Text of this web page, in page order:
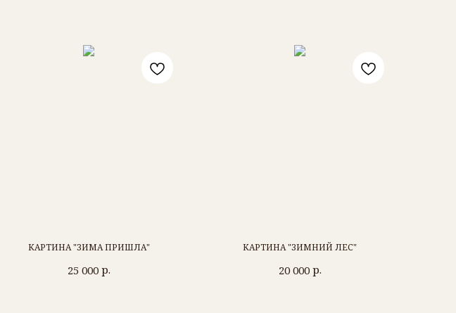
КАРТИНА "ЗИМА ПРИШЛА"
25 000 р.
КАРТИНА "ЗИМНИЙ ЛЕС"
20 000 р.